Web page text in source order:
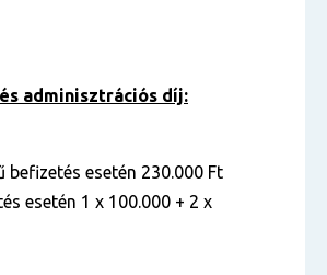
adminisztrációs díj:
befizetés esetén 230.000 Ft
esetén 1 x 100.000 + 2 x